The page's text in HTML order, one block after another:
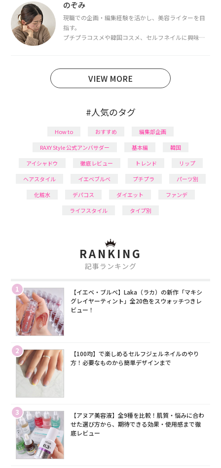
断・骨格診断によるイメージコンサルティングも行っ
のぞみ
現職での企画・編集経験を活かし、美容ライターを目
指す。
プチプラコスメや韓国コスメ、セルフネイルに興味が
日本化粧品検定1級保有。
VIEW MORE
#人気のタグ
How to おすすめ
編集部企画
RAXY Style 公式アンバサダー
基本編
韓国
アイシャドウ
徹底レビュー トレンド
リップ
ヘアスタイル
イエベブルベ プチプラ
パーツ別
化粧水
デパコス ダイエット
ファンデ
ライフスタイル
タイプ別
RANKING
記事ランキング
1
【イエベ・ブルベ】Laka（ラカ）の新作「マキシ
グレイヤーティント」全20色をスウォッチつきレ
ビュー！
2
【100均】で楽しめるセルフジェルネイルのやり
方！必要なものから簡単デザインまで
3
【アヌア美容液】全9種を比較！肌質・悩みに合わ
せた選び方から、期待できる効果・使用感まで徹
底レビュー